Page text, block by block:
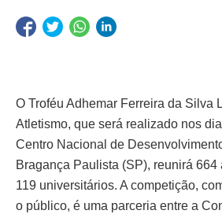
O Troféu Adhemar Ferreira da Silva
Atletismo, que será realizado nos
Centro Nacional de
Bragança Paulista (SP), reunirá 664
119 universitários. A competição,
o público, é uma parceria entre a